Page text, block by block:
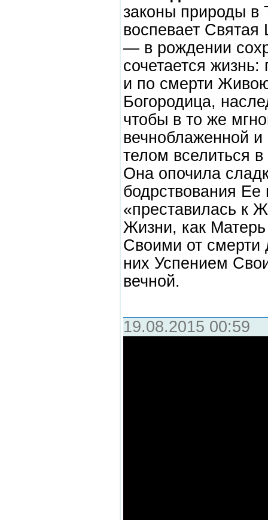
законы природы
воспевает Святая
— в рождении
сочетается
и по смерти
Богородица,
чтобы в то же
вечноблаженной
телом вселиться
Она опочила
бодрствования Ее
«преставилась к
Жизни, как
Своими от смерти
них Успением
вечной.
19.08.2015 00:59